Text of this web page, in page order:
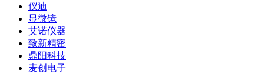
仪迪
显微镜
艾诺仪器
致新精密
鼎阳科技
麦创电子